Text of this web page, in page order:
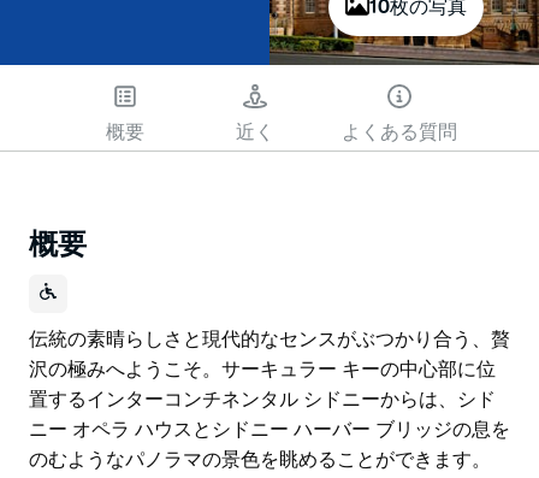
10枚の写真
概要 近く よくある質問
概要
伝統の素晴らしさと現代的なセンスがぶつかり合う、贅
沢の極みへようこそ。サーキュラー キーの中心部に位
置するインターコンチネンタル シドニーからは、シド
ニー オペラ ハウスとシドニー ハーバー ブリッジの息を
のむようなパノラマの景色を眺めることができます。